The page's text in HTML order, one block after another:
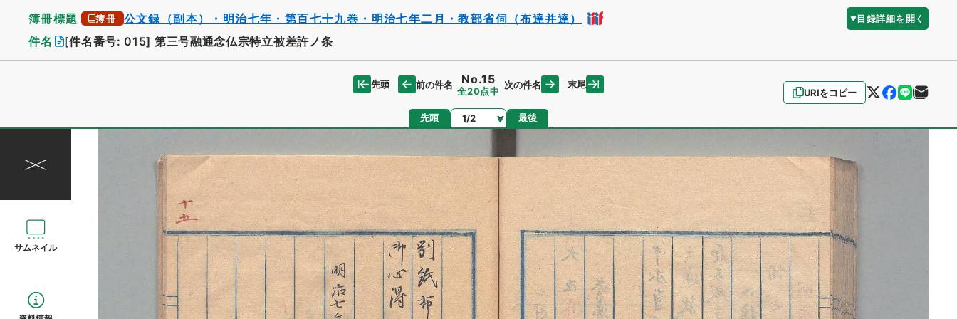
簿冊標題 簿冊 公文録（副本）・明治七年・第百七十九巻・明治七年二月・教部省伺（布達并達） 目録詳細を開く
件名 [件名番号: 015] 第三号融通念仏宗特立被差許ノ条
URIをコピー
先頭 前の件名 No.15
全20点中
次の件名 末尾
先頭 ページ 最後
サムネイル